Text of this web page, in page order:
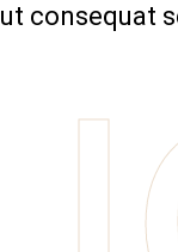
ut consequat